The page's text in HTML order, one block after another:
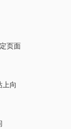
页面
向